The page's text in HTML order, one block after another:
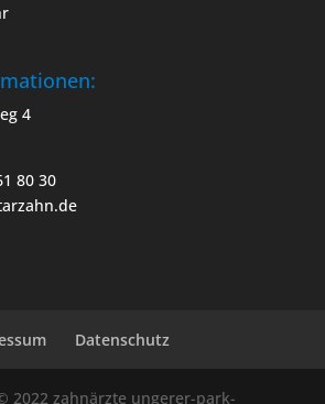
4
80 30
Datenschutz
2022 zahnärzte ungerer-park-